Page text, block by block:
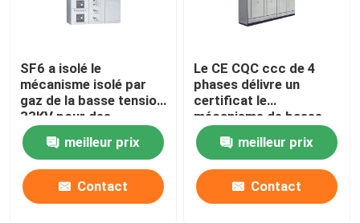
SF6 a isolé le
mécanisme isolé par
gaz de la basse tension
33KV pour des
systèmes de
distributionmeilleur prix
Contact
Le CE CQC ccc de 4
phases délivre un
certificat le
mécanisme de basse
tension de BT pour des
centres de traitement
des données
meilleur prix
Contact